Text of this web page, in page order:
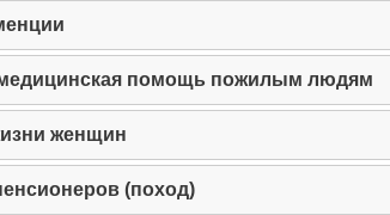
медицинская помощь пожилым людям
женщин
(поход)